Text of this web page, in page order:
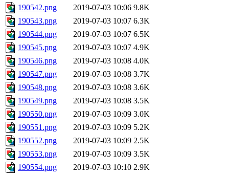
190542.png
2019-07-03 10:06 9.8K
190543.png
2019-07-03 10:07 6.3K
190544.png
2019-07-03 10:07 6.5K
190545.png
2019-07-03 10:07 4.9K
190546.png
2019-07-03 10:08 4.0K
190547.png
2019-07-03 10:08 3.7K
190548.png
2019-07-03 10:08 3.6K
190549.png
2019-07-03 10:08 3.5K
190550.png
2019-07-03 10:09 3.0K
190551.png
2019-07-03 10:09 5.2K
190552.png
2019-07-03 10:09 2.5K
190553.png
2019-07-03 10:09 3.5K
190554.png
2019-07-03 10:10 2.9K